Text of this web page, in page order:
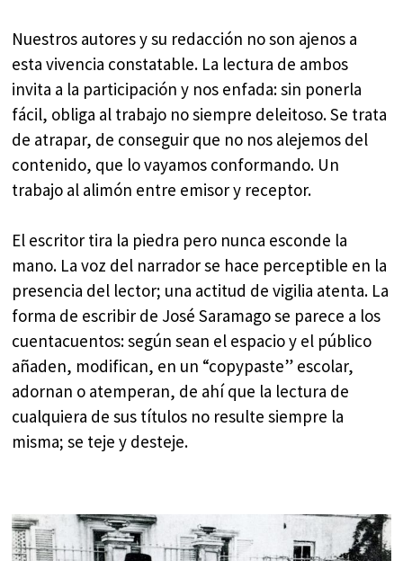
Nuestros autores y su redacción no son ajenos a
esta vivencia constatable. La lectura de ambos
invita a la participación y nos enfada: sin ponerla
fácil, obliga al trabajo no siempre deleitoso. Se trata
de atrapar, de conseguir que no nos alejemos del
contenido, que lo vayamos conformando. Un
trabajo al alimón entre emisor y receptor.
El escritor tira la piedra pero nunca esconde la
mano. La voz del narrador se hace perceptible en la
presencia del lector; una actitud de vigilia atenta. La
forma de escribir de José Saramago se parece a los
cuentacuentos: según sean el espacio y el público
añaden, modifican, en un “copypaste” escolar,
adornan o atemperan, de ahí que la lectura de
cualquiera de sus títulos no resulte siempre la
misma; se teje y desteje.